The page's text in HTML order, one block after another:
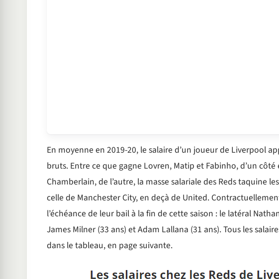
En moyenne en 2019-20, le salaire d’un joueur de Liverpool
bruts. Entre ce que gagne Lovren, Matip et Fabinho, d’un
Chamberlain, de l’autre, la masse salariale des Reds taquine
celle de Manchester City, en deçà de United.
l’échéance de leur bail à la fin de cette saison : le latéral
James Milner (33 ans) et Adam Lallana (31 ans). Tous les
dans le tableau, en page suivante.